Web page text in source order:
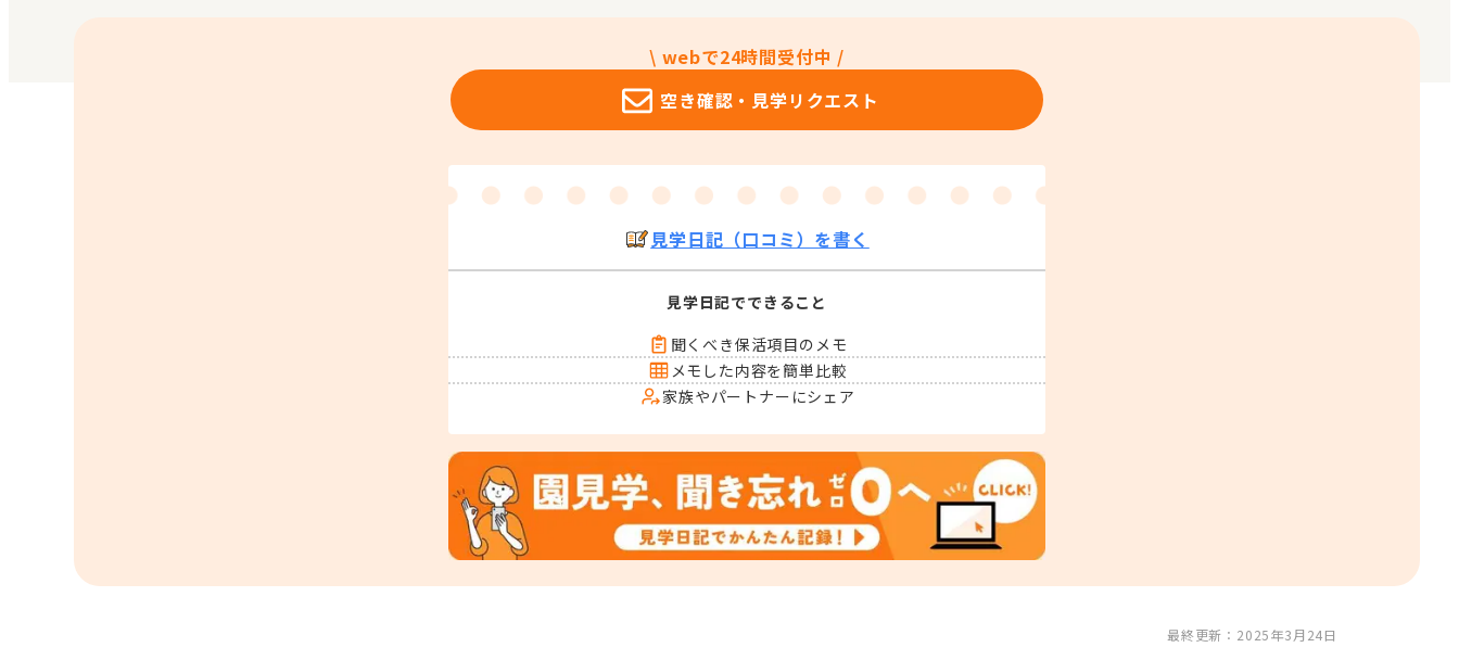
\ webで24時間受付中 /
空き確認・ 見学リクエスト
見学日記（口コミ）を書く
見学日記でできること
聞くべき保活項目のメモ
メモした内容を簡単比較
家族やパートナーにシェア
最終更新：2025年3月24日